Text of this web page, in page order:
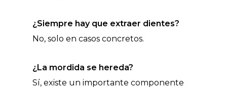
¿Siempre hay que extraer dientes?
No, solo en casos concretos.
¿La mordida se hereda?
Sí, existe un importante componente